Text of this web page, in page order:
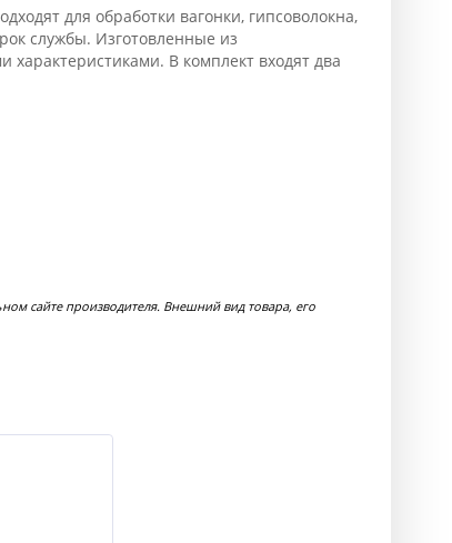
для обработки вагонки, гипсоволокна,
службы. Изготовленные из
В комплект входят два
сайте производителя. Внешний вид товара, его